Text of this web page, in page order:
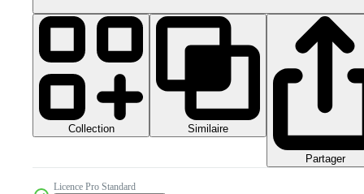
Collection Similaire
Partager
Licence Pro Standard